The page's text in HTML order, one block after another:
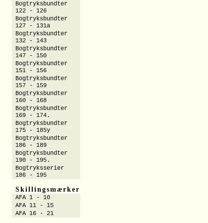
Bogtryksbundter
122 - 126
Bogtryksbundter
127 - 131a
Bogtryksbundter
132 - 143
Bogtryksbundter
147 - 150
Bogtryksbundter
151 - 156
Bogtryksbundter
157 - 159
Bogtryksbundter
160 - 168
Bogtryksbundter
169 - 174.
Bogtryksbundter
175 - 185y
Bogtryksbundter
186 - 189
Bogtryksbundter
190 - 195.
Bogtryksserier
186 - 195
Skillingsmærker
AFA 1 - 10
AFA 11 - 15
AFA 16 - 21